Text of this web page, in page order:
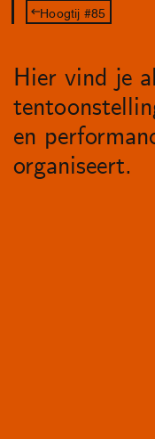
Hoogtij #85
Hier vind je
en
organiseert.